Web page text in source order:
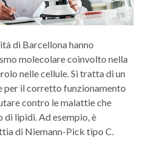
di Barcellona hanno
molecolare coinvolto nella
nelle cellule. Si tratta di un
per il corretto funzionamento
contro le malattie che
di lipidi. Ad esempio, è
di Niemann-Pick tipo C.